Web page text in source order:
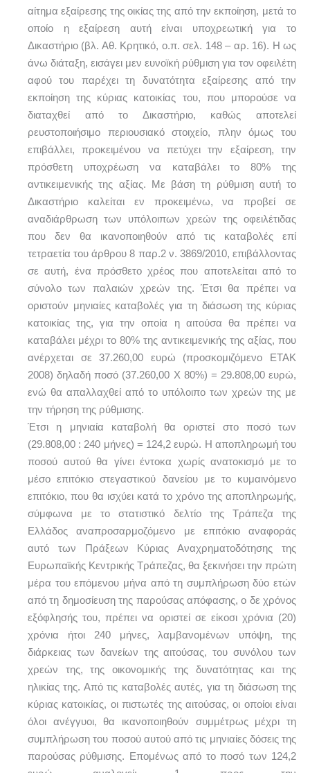
αίτημα εξαίρεσης της οικίας της από την εκποίηση, μετά το
οποίο η εξαίρεση αυτή είναι υποχρεωτική για το
Δικαστήριο (βλ. Αθ. Κρητικό, ο.π. σελ. 148 – αρ. 16). Η ως
άνω διάταξη, εισάγει μεν ευνοϊκή ρύθμιση για τον οφειλέτη
αφού του παρέχει τη δυνατότητα εξαίρεσης από την
εκποίηση της κύριας κατοικίας του, που μπορούσε να
διαταχθεί από το Δικαστήριο, καθώς αποτελεί
ρευστοποιήσιμο περιουσιακό στοιχείο, πλην όμως του
επιβάλλει, προκειμένου να πετύχει την εξαίρεση, την
πρόσθετη υποχρέωση να καταβάλει το 80% της
αντικειμενικής της αξίας. Με βάση τη ρύθμιση αυτή το
Δικαστήριο καλείται εν προκειμένω, να προβεί σε
αναδιάρθρωση των υπόλοιπων χρεών της οφειλέτιδας
που δεν θα ικανοποιηθούν από τις καταβολές επί
τετραετία του άρθρου 8 παρ.2 ν. 3869/2010, επιβάλλοντας
σε αυτή, ένα πρόσθετο χρέος που αποτελείται από το
σύνολο των παλαιών χρεών της. Έτσι θα πρέπει να
οριστούν μηνιαίες καταβολές για τη διάσωση της κύριας
κατοικίας της, για την οποία η αιτούσα θα πρέπει να
καταβάλει μέχρι το 80% της αντικειμενικής της αξίας, που
ανέρχεται σε 37.260,00 ευρώ (προσκομιζόμενο ΕΤΑΚ
2008) δηλαδή ποσό (37.260,00 Χ 80%) = 29.808,00 ευρώ,
ενώ θα απαλλαχθεί από το υπόλοιπο των χρεών της με
την τήρηση της ρύθμισης.
Έτσι η μηνιαία καταβολή θα οριστεί στο ποσό των
(29.808,00 : 240 μήνες) = 124,2 ευρώ. Η αποπληρωμή του
ποσού αυτού θα γίνει έντοκα χωρίς ανατοκισμό με το
μέσο επιτόκιο στεγαστικού δανείου με το κυμαινόμενο
επιτόκιο, που θα ισχύει κατά το χρόνο της αποπληρωμής,
σύμφωνα με το στατιστικό δελτίο της Τράπεζα της
Ελλάδος αναπροσαρμοζόμενο με επιτόκιο αναφοράς
αυτό των Πράξεων Κύριας Αναχρηματοδότησης της
Ευρωπαϊκής Κεντρικής Τράπεζας, θα ξεκινήσει την πρώτη
μέρα του επόμενου μήνα από τη συμπλήρωση δύο ετών
από τη δημοσίευση της παρούσας απόφασης, ο δε χρόνος
εξόφλησής του, πρέπει να οριστεί σε είκοσι χρόνια (20)
χρόνια ήτοι 240 μήνες, λαμβανομένων υπόψη, της
διάρκειας των δανείων της αιτούσας, του συνόλου των
χρεών της, της οικονομικής της δυνατότητας και της
ηλικίας της. Από τις καταβολές αυτές, για τη διάσωση της
κύριας κατοικίας, οι πιστωτές της αιτούσας, οι οποίοι είναι
όλοι ανέγγυοι, θα ικανοποιηθούν συμμέτρως μέχρι τη
συμπλήρωση του ποσού αυτού από τις μηνιαίες δόσεις της
παρούσας ρύθμισης. Επομένως από το ποσό των 124,2